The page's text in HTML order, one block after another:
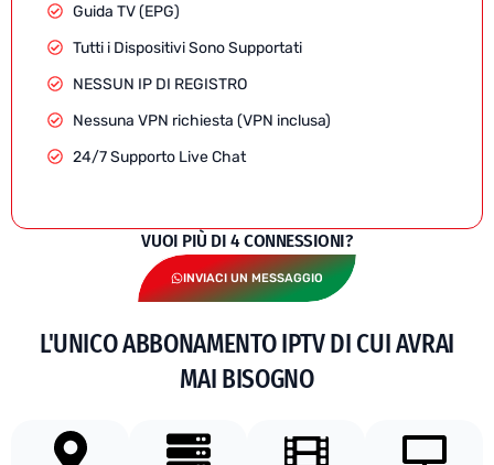
Guida TV (EPG)
Tutti i Dispositivi Sono Supportati
NESSUN IP DI REGISTRO
Nessuna VPN richiesta (VPN inclusa)
24/7 Supporto Live Chat
VUOI PIÙ DI 4 CONNESSIONI?
INVIACI UN MESSAGGIO
L'UNICO ABBONAMENTO IPTV DI CUI AVRAI
MAI BISOGNO